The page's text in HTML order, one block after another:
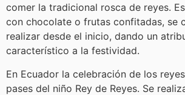
comer la tradicional rosca de reyes.
con chocolate o frutas confitadas, se
realizar desde el inicio, dando un
característico a la festividad.
En Ecuador la celebración de los
pases del niño Rey de Reyes. Se